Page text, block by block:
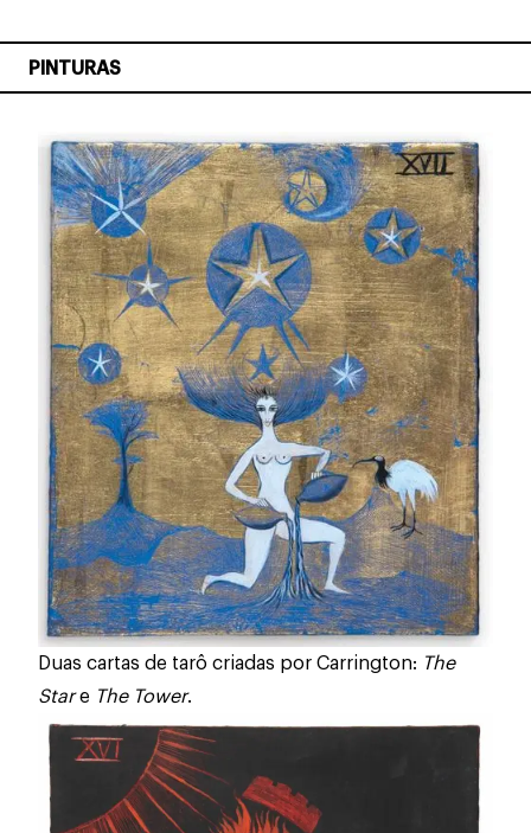
PINTURAS
Duas cartas de tarô criadas por Carrington: The
Stare The Tower.